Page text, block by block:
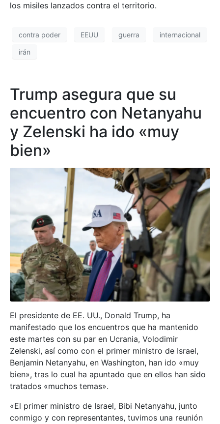
los misiles lanzados contra el territorio.
contra poder EEUU guerra internacional
irán
Trump asegura que su
encuentro con Netanyahu
y Zelenski ha ido «muy
bien»
El presidente de EE. UU., Donald Trump, ha
manifestado que los encuentros que ha mantenido
este martes con su par en Ucrania, Volodimir
Zelenski, así como con el primer ministro de Israel,
Benjamin Netanyahu, en Washington, han ido «muy
bien», tras lo cual ha apuntado que en ellos han sido
tratados «muchos temas».
«El primer ministro de Israel, Bibi Netanyahu, junto
conmigo y con representantes, tuvimos una reunión